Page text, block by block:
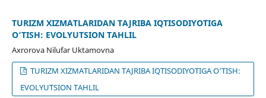
TURIZM XIZMATLARIDAN TAJRIBA IQTISODIYOTIGA
O‘TISH: EVOLYUTSION TAHLIL
Axrorova Nilufar Uktamovna
TURIZM XIZMATLARIDAN TAJRIBA IQTISODIYOTIGA O‘TISH:
EVOLYUTSION TAHLIL